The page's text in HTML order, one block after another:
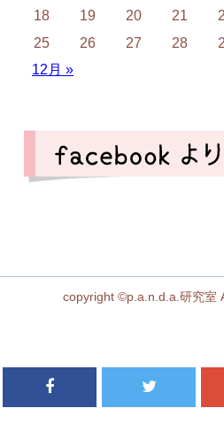
18
19 20 21
25
26 27 28
12月 »
copyright ©p.a.n.d.a.研究室